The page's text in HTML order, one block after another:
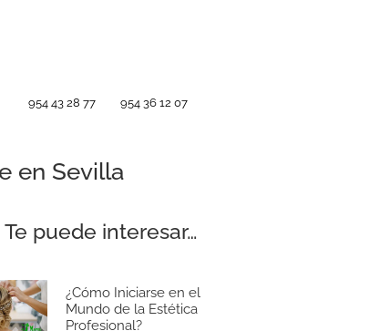
954 43 28 77 954 36 12 07
en Sevilla
Te puede interesar…
¿Cómo Iniciarse en el
Mundo de la Estética
Profesional?